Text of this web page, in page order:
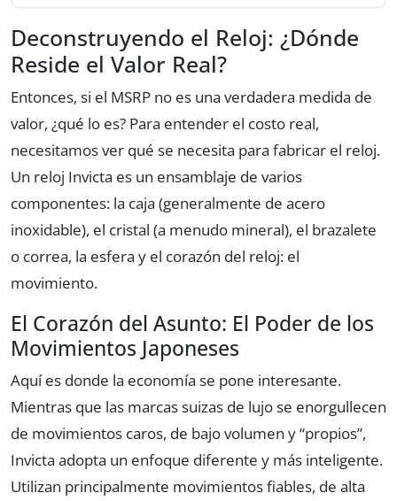
Deconstruyendo el Reloj: ¿Dónde
Reside el Valor Real?
Entonces, si el MSRP no es una verdadera medida de
valor, ¿qué lo es? Para entender el costo real,
necesitamos ver qué se necesita para fabricar el reloj.
Un reloj Invicta es un ensamblaje de varios
componentes: la caja (generalmente de acero
inoxidable), el cristal (a menudo mineral), el brazalete
o correa, la esfera y el corazón del reloj: el
movimiento.
El Corazón del Asunto: El Poder de los
Movimientos Japoneses
Aquí es donde la economía se pone interesante.
Mientras que las marcas suizas de lujo se enorgullecen
de movimientos caros, de bajo volumen y “propios”,
Invicta adopta un enfoque diferente y más inteligente.
Utilizan principalmente movimientos fiables, de alta